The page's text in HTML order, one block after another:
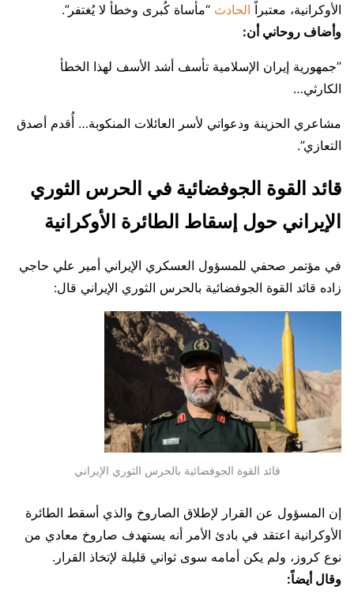
الأوكرانية، معتبراً الحادث “مأساة كُبرى وخطأ لا يُغتفر”.
وأضاف روحاني أن:
’’جمهورية إيران الإسلامية تأسف أشد الأسف لهذا الخطأ
الكارثي…
مشاعري الحزينة ودعواتي لأسر العائلات المنكوبة… أُقدم أصدق
التعازي”.
قائد القوة الجوفضائية في الحرس الثوري
الإيراني حول إسقاط الطائرة الأوكرانية
في مؤتمر صحفي للمسؤول العسكري الإيراني أمير علي حاجي
زاده قائد القوة الجوفضائية بالحرس الثوري الإيراني قال:
قائد القوة الجوفضائية بالحرس الثوري الإيراني
إن المسؤول عن القرار لإطلاق الصاروخ والذي أسقط الطائرة
الأوكرانية اعتقد في بادئ الأمر أنه يستهدف صاروخ معادي من
نوع كروز، ولم يكن أمامه سوى ثواني قليلة لإتخاذ القرار.
وقال أيضاً: